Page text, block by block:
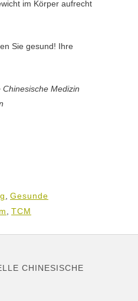
im Körper aufrecht
Sie gesund! Ihre
Medizin
Gesunde
TCM
CHINESISCHE